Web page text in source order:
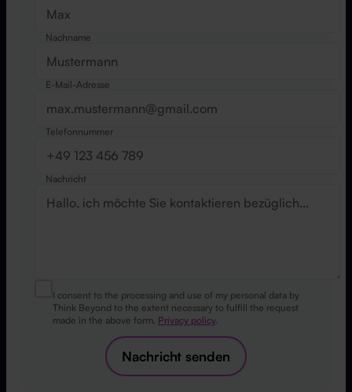
Nachname
E-Mail-Adresse
Telefonnummer
Nachricht
I consent to the processing and use of my personal data by
Think Beyond to the extent necessary to fulfill the request
made in the above form. Privacy policy.
Nachricht senden